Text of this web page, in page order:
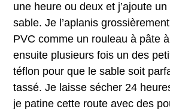
une heure ou deux et j’ajoute
sable. Je l’aplanis
PVC comme un rouleau à pâte
ensuite plusieurs fois un des
téflon pour que le sable soit
tassé. Je laisse sécher 24
je patine cette route avec des